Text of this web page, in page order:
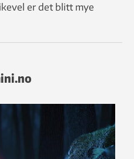
er det blitt mye